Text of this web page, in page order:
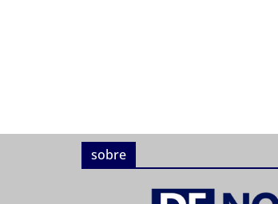
sobre